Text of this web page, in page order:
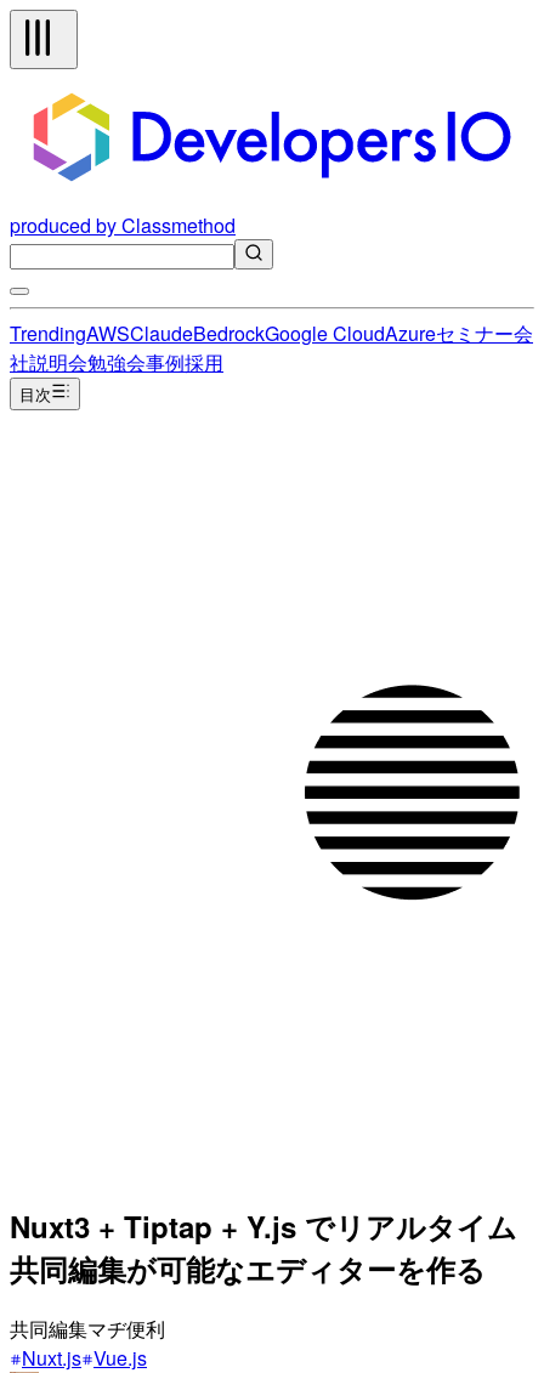
produced by Classmethod
TrendingAWSClaudeBedrockGoogle CloudAzureセミナー会
社説明会勉強会事例採用
目次
Nuxt3 + Tiptap + Y.js でリアルタイム
共同編集が可能なエディターを作る
共同編集マヂ便利
Nuxt.js Vue.js